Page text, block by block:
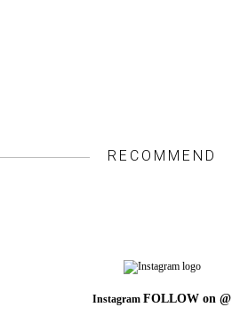
RECOMMEND
Instagram FOLLOW on @